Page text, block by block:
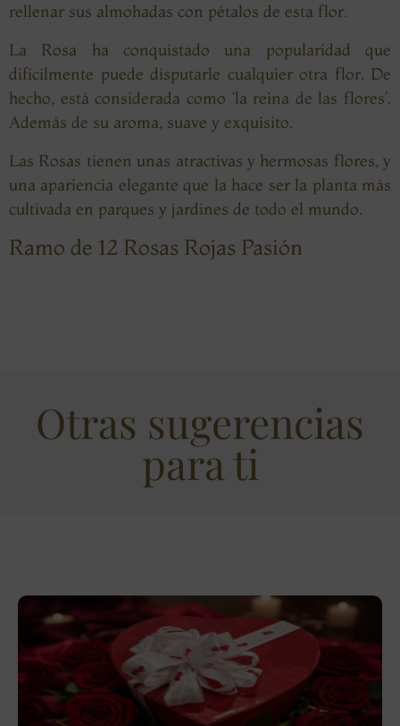
rellenar sus almohadas con pétalos de esta flor.
La Rosa ha conquistado una popularidad que
difícilmente puede disputarle cualquier otra flor. De
hecho, está considerada como ‘la reina de las flores’.
Además de su aroma, suave y exquisito.
Las Rosas tienen unas atractivas y hermosas flores, y
una apariencia elegante que la hace ser la planta más
cultivada en parques y jardines de todo el mundo.
Ramo de 12 Rosas Rojas Pasión
Otras sugerencias
para ti